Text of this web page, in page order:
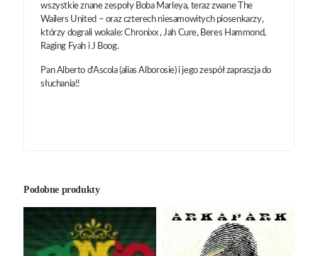
wszystkie znane zespoły Boba Marleya, teraz zwane The
Wailers United – oraz czterech niesamowitych piosenkarzy,
którzy dograli wokale: Chronixx , Jah Cure, Beres Hammond,
Raging Fyah i J Boog.
Pan Alberto d'Ascola (alias Alborosie) i jego zespół zapraszja do
słuchania!!
Podobne produkty